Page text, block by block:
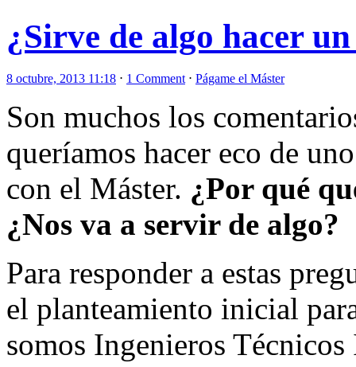
¿Sirve de algo hacer
8 octubre, 2013 11:18 ⋅ 1 Comment⋅ Págame el Máster
Son muchos los
queríamos hacer eco de
con el Máster. ¿Por qué
¿Nos va a servir de algo?
Para responder a estas
el planteamiento inicial
somos Ingenieros